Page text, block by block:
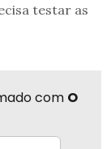
testar as
com O